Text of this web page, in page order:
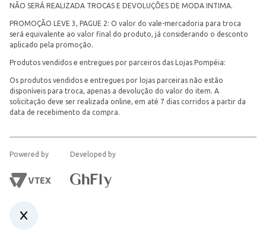
NÃO SERÁ REALIZADA TROCAS E DEVOLUÇÕES DE MODA INTIMA.
PROMOÇÃO LEVE 3, PAGUE 2: O valor do vale-mercadoria para troca
será equivalente ao valor final do produto, já considerando o desconto
aplicado pela promoção.
Produtos vendidos e entregues por parceiros das Lojas Pompéia:
Os produtos vendidos e entregues por lojas parceiras não estão
disponíveis para troca, apenas a devolução do valor do item. A
solicitação deve ser realizada online, em até 7 dias corridos a partir da
data de recebimento da compra.
Powered by Developed by